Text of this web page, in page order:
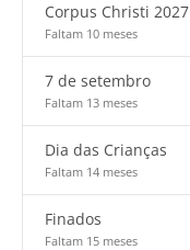
Corpus Christi 2027
Faltam 10 meses
7 de setembro
Faltam 13 meses
Dia das Crianças
Faltam 14 meses
Finados
Faltam 15 meses